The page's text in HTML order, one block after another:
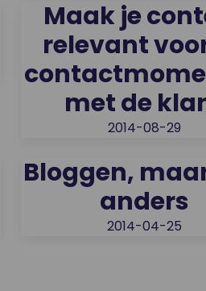
Maak je
relevant
met de
2014-08-29
Bloggen,
anders
2014-04-25